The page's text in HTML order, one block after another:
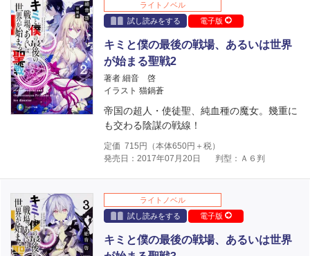
ライトノベル
試し読みをする
電子版
キミと僕の最後の戦場、あるいは世界
が始まる聖戦2
著者 細音 啓
イラスト 猫鍋蒼
帝国の超人・使徒聖、純血種の魔女。幾重に
も交わる陰謀の戦線！
定価 715 円（本体650円＋税）
発売日：2017年07月20日
判型：Ａ６判
ライトノベル
試し読みをする
電子版
キミと僕の最後の戦場、あるいは世界